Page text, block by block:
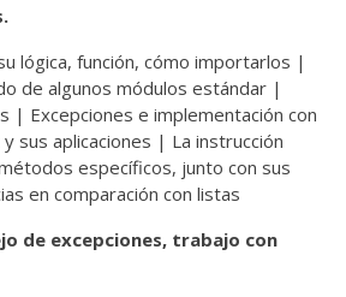
lógica, función, cómo importarlos |
de algunos módulos estándar |
| Excepciones e implementación con
sus aplicaciones | La instrucción
específicos, junto con sus
en comparación con listas
de excepciones, trabajo con